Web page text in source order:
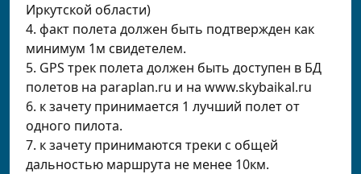
Иркутской области)
4. факт полета должен быть подтвержден как
минимум 1м свидетелем.
5. GPS трек полета должен быть доступен в БД
полетов на paraplan.ru и на www.skybaikal.ru
6. к зачету принимается 1 лучший полет от
одного пилота.
7. к зачету принимаются треки с общей
дальностью маршрута не менее 10км.